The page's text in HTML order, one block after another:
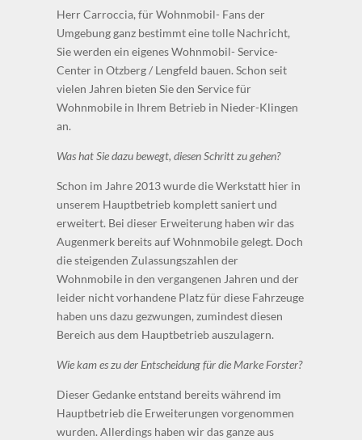
Herr Carroccia, für Wohnmobil- Fans der
Umgebung ganz bestimmt eine tolle Nachricht,
Sie werden ein eigenes Wohnmobil- Service-
Center in Otzberg / Lengfeld bauen. Schon seit
vielen Jahren bieten Sie den Service für
Wohnmobile in Ihrem Betrieb in Nieder-Klingen
an.
Was hat Sie dazu bewegt, diesen Schritt zu gehen?
Schon im Jahre 2013 wurde die Werkstatt hier in
unserem Hauptbetrieb komplett saniert und
erweitert. Bei dieser Erweiterung haben wir das
Augenmerk bereits auf Wohnmobile gelegt. Doch
die steigenden Zulassungszahlen der
Wohnmobile in den vergangenen Jahren und der
leider nicht vorhandene Platz für diese Fahrzeuge
haben uns dazu gezwungen, zumindest diesen
Bereich aus dem Hauptbetrieb auszulagern.
Wie kam es zu der Entscheidung für die Marke Forster?
Dieser Gedanke entstand bereits während im
Hauptbetrieb die Erweiterungen vorgenommen
wurden. Allerdings haben wir das ganze aus